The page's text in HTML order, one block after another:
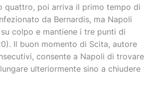
quattro, poi arriva il primo tempo di
da Bernardis, ma Napoli
colpo e mantiene i tre punti di
Il buon momento di Scita, autore
consente a Napoli di trovare
ulteriormente sino a chiudere